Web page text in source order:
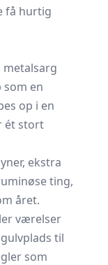
få hurtig
metalsarg
som en
op i en
ét stort
ekstra
ting,
året.
værelser
til
som